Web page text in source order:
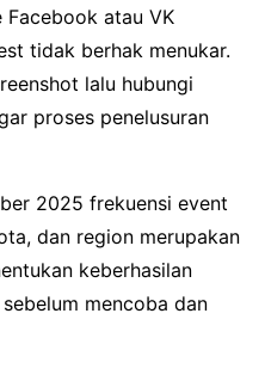
Facebook atau VK
tidak berhak menukar.
lalu hubungi
proses penelusuran
2025 frekuensi event
dan region merupakan
keberhasilan
mencoba dan